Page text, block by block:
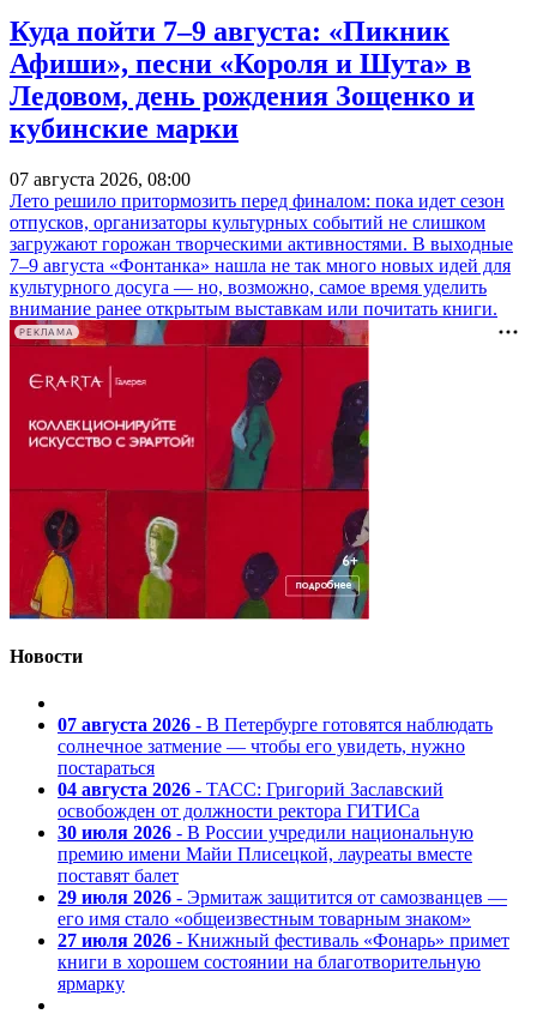
Куда пойти 7–9 августа: «Пикник
Афиши», песни «Короля и Шута» в
Ледовом, день рождения Зощенко и
кубинские марки
07 августа 2026, 08:00
Лето решило притормозить перед финалом: пока идет сезон
отпусков, организаторы культурных событий не слишком
загружают горожан творческими активностями. В выходные
7–9 августа «Фонтанка» нашла не так много новых идей для
культурного досуга — но, возможно, самое время уделить
внимание ранее открытым выставкам или почитать книги.
РЕКЛАМА
Новости
07 августа 2026 - В Петербурге готовятся наблюдать
солнечное затмение — чтобы его увидеть, нужно
постараться
04 августа 2026 - ТАСС: Григорий Заславский
освобожден от должности ректора ГИТИСа
30 июля 2026 - В России учредили национальную
премию имени Майи Плисецкой, лауреаты вместе
поставят балет
29 июля 2026 - Эрмитаж защитится от самозванцев —
его имя стало «общеизвестным товарным знаком»
27 июля 2026 - Книжный фестиваль «Фонарь» примет
книги в хорошем состоянии на благотворительную
ярмарку